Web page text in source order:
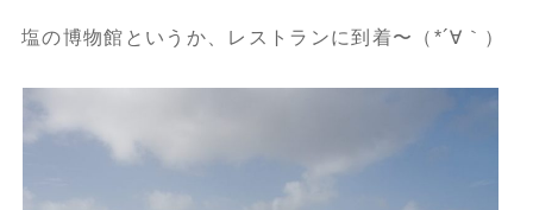
塩の博物館というか、レストランに到着〜（*´∀｀）